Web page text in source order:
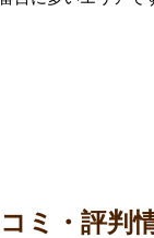
ミ・評判